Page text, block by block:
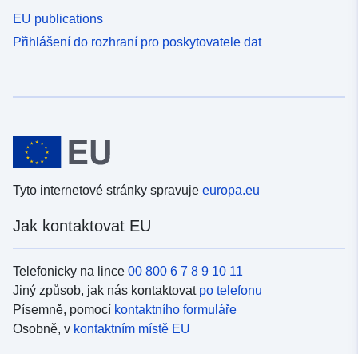
EU publications
Přihlášení do rozhraní pro poskytovatele dat
Tyto internetové stránky spravuje europa.eu
Jak kontaktovat EU
Telefonicky na lince 00 800 6 7 8 9 10 11
Jiný způsob, jak nás kontaktovat po telefonu
Písemně, pomocí kontaktního formuláře
Osobně, v kontaktním místě EU